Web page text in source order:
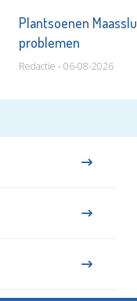
Plantsoenen
problemen
Redactie - 06-08-2026